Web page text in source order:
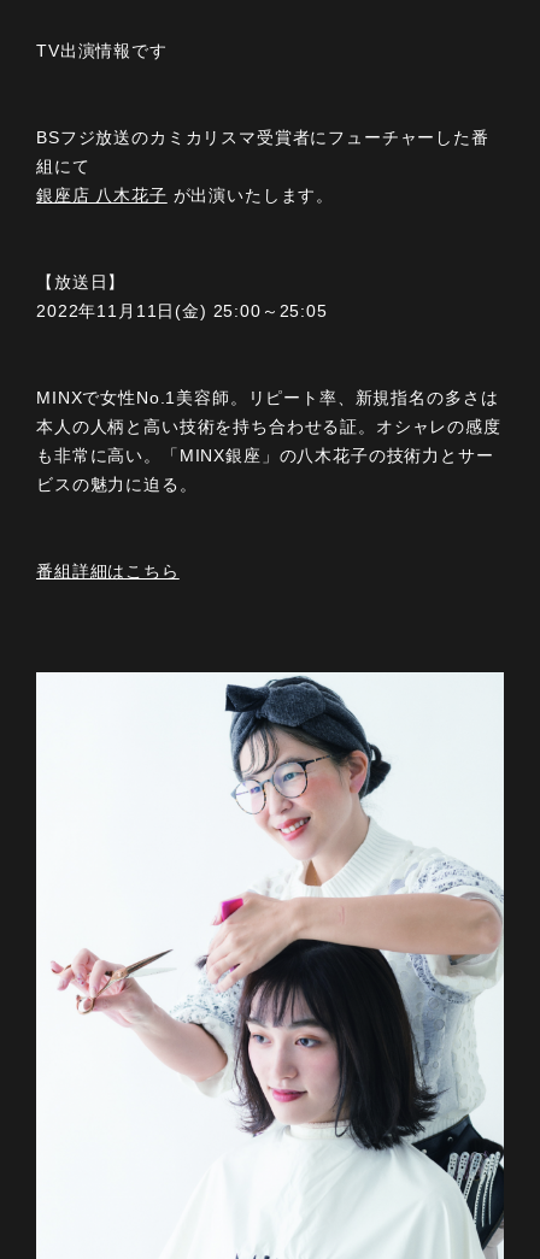
TV出演情報です
BSフジ放送のカミカリスマ受賞者にフューチャーした番
組にて
銀座店 八木花子 が出演いたします。
【放送日】
2022年11月11日(金) 25:00～25:05
MINXで女性No.1美容師。リピート率、新規指名の多さは
本人の人柄と高い技術を持ち合わせる証。オシャレの感度
も非常に高い。「MINX銀座」の八木花子の技術力とサー
ビスの魅力に迫る。
番組詳細はこちら